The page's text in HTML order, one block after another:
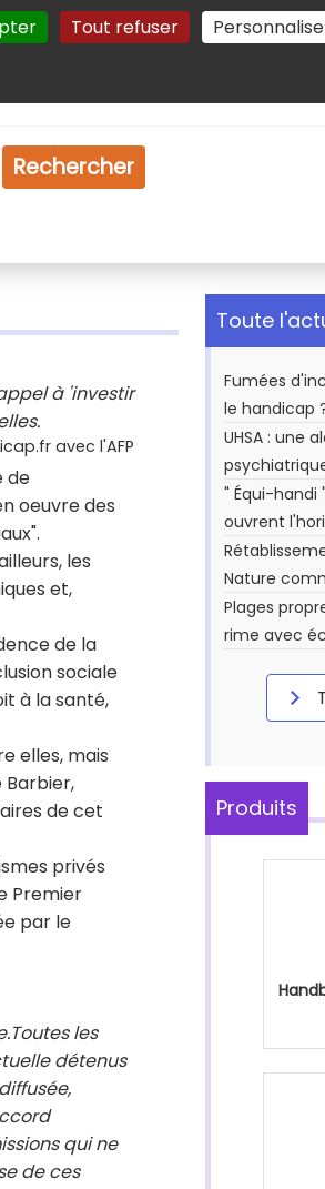
Tout refuser
Plan du site Gestion des cookies
Rechercher
à 'investir
avec l'AFP
de
oeuvre des
les
et,
de la
sociale
à la santé,
elles, mais
Barbier,
de cet
privés
Premier
par le
les
détenus
qui ne
de ces
Toute
Fumées
le handicap
UHSA : une
" Équi-handi
ouvrent
Nature
Plages
rime avec
Produits